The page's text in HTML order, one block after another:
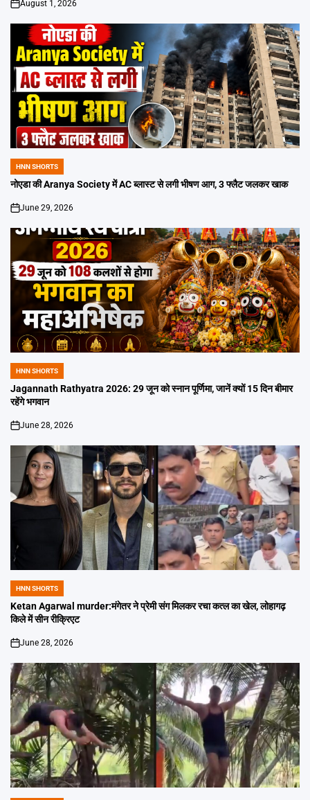
on
August 1, 2026
POSTED
IN
HNN SHORTS
नोएडा की Aranya Society में AC ब्लास्ट से लगी भीषण आग, 3 फ्लैट जलकर खाक
on
June 29, 2026
POSTED
IN
HNN SHORTS
Jagannath Rathyatra 2026: 29 जून को स्नान पूर्णिमा, जानें क्यों 15 दिन बीमार
रहेंगे भगवान
on
June 28, 2026
POSTED
IN
HNN SHORTS
Ketan Agarwal murder:मंगेतर ने प्रेमी संग मिलकर रचा कत्ल का खेल, लोहागढ़
किले में सीन रीक्रिएट
on
June 28, 2026